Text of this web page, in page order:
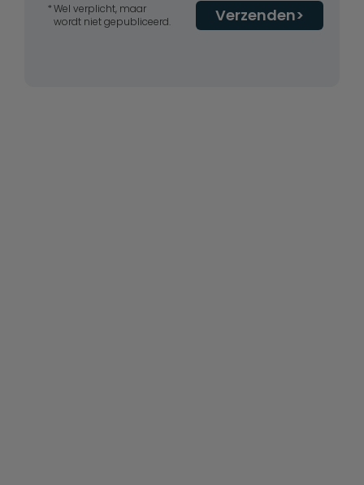
Verzenden
Wel verplicht, maar
wordt niet gepubliceerd.